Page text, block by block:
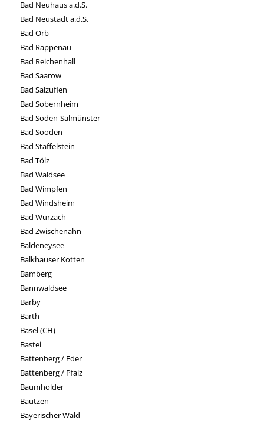
Bad Neuhaus a.d.S.
Bad Neustadt a.d.S.
Bad Orb
Bad Rappenau
Bad Reichenhall
Bad Saarow
Bad Salzuflen
Bad Sobernheim
Bad Soden-Salmünster
Bad Sooden
Bad Staffelstein
Bad Tölz
Bad Waldsee
Bad Wimpfen
Bad Windsheim
Bad Wurzach
Bad Zwischenahn
Baldeneysee
Balkhauser Kotten
Bamberg
Bannwaldsee
Barby
Barth
Basel (CH)
Bastei
Battenberg / Eder
Battenberg / Pfalz
Baumholder
Bautzen
Bayerischer Wald